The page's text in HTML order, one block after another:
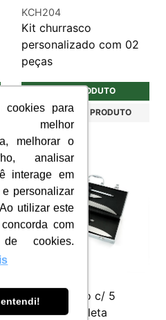
cookies para
melhor
melhorar o
analisar
interage em
personalizar
utilizar este
com
cookies.
KCH204
Kit churrasco
personalizado com 02
peças
VER PRODUTO
COMPARAR PRODUTO
Kit churrasco c/ 5
peças na maleta